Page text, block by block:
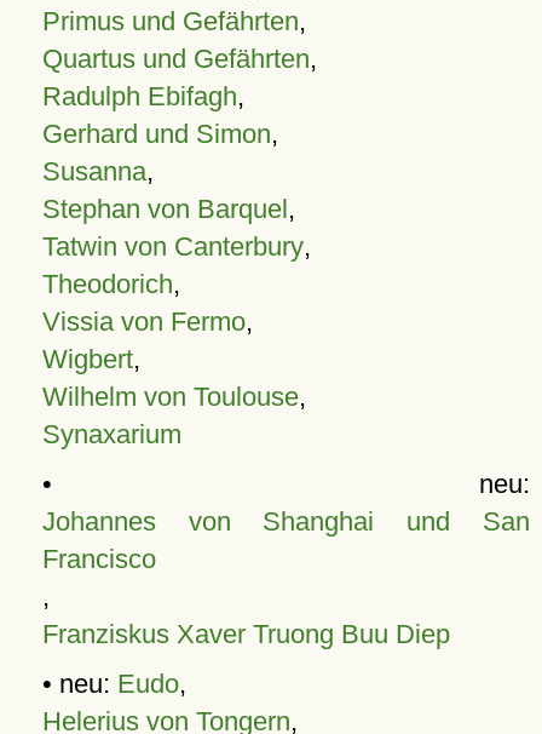
Primus und Gefährten,
Quartus und Gefährten,
Radulph Ebifagh,
Gerhard und Simon,
Susanna,
Stephan von Barquel,
Tatwin von Canterbury,
Theodorich,
Vissia von Fermo,
Wigbert,
Wilhelm von Toulouse,
Synaxarium
• neu:
Johannes von Shanghai und San
Francisco
,
Franziskus Xaver Truong Buu Diep
• neu: Eudo,
Helerius von Tongern,